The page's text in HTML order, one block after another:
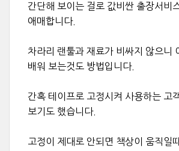
간단해 보이는 걸로 값비싼 출장서비
애매합니다.
차라리 랜툴과 재료가 비싸지 않으니
배워 보는것도 방법입니다.
간혹 테이프로 고정시켜 사용하는 고
보기도 했습니다.
고정이 제대로 안되면 책상이 움직일